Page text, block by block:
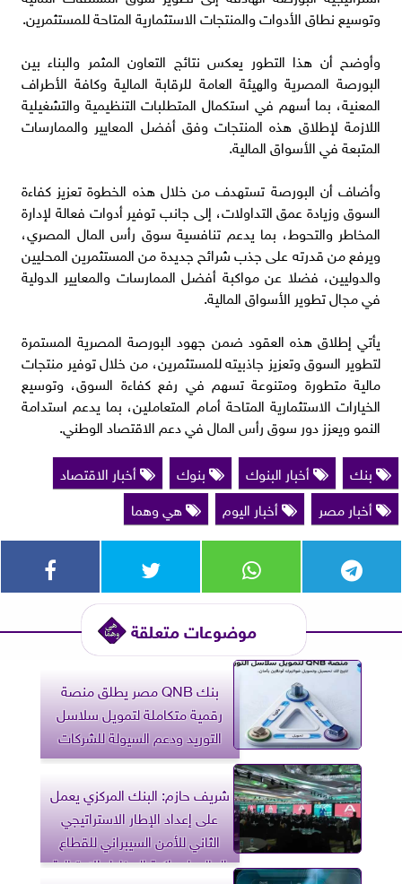
وتوسيع نطاق الأدوات والمنتجات الاستثمارية المتاحة للمستثمرين.
وأوضح أن هذا التطور يعكس نتائج التعاون المثمر والبناء بين
البورصة المصرية والهيئة العامة للرقابة المالية وكافة الأطراف
المعنية، بما أسهم في استكمال المتطلبات التنظيمية والتشغيلية
اللازمة لإطلاق هذه المنتجات وفق أفضل المعايير والممارسات
المتبعة في الأسواق المالية.
وأضاف أن البورصة تستهدف من خلال هذه الخطوة تعزيز كفاءة
السوق وزيادة عمق التداولات، إلى جانب توفير أدوات فعالة لإدارة
المخاطر والتحوط، بما يدعم تنافسية سوق رأس المال المصري،
ويرفع من قدرته على جذب شرائح جديدة من المستثمرين المحليين
والدوليين، فضلا عن مواكبة أفضل الممارسات والمعايير الدولية
في مجال تطوير الأسواق المالية.
يأتي إطلاق هذه العقود ضمن جهود البورصة المصرية المستمرة
لتطوير السوق وتعزيز جاذبيته للمستثمرين، من خلال توفير منتجات
مالية متطورة ومتنوعة تسهم في رفع كفاءة السوق، وتوسيع
الخيارات الاستثمارية المتاحة أمام المتعاملين، بما يدعم استدامة
النمو ويعزز دور سوق رأس المال في دعم الاقتصاد الوطني.
بنك
أخبار البنوك بنوك
أخبار الاقتصاد
أخبار مصر
أخبار اليوم هي وهما
موضوعات متعلقة
بنك QNB مصر يطلق منصة
رقمية متكاملة لتمويل سلاسل
التوريد ودعم السيولة للشركات
شريف حازم: البنك المركزي يعمل
على إعداد الإطار الاستراتيجي
الثاني للأمن السيبراني للقطاع
المالي لمواكبة المخاطر الاحتيالية